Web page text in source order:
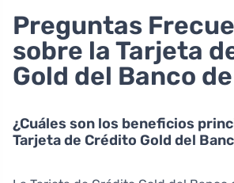
Preguntas
sobre la Tarjeta
Gold del Banco
¿Cuáles son los beneficios
Tarjeta de Crédito Gold del